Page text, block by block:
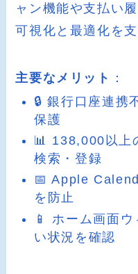
ャン機能や支払い
可視化と最適化を支
主要なメリット
：
🔒 銀行口座連携
保護
📊 138,000以上
検索・登録
📅 Apple
を防止
📱 ホーム画面
い状況を確認